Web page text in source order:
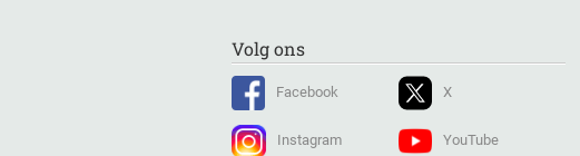
Volg ons
Facebook
Instagram
X
YouTube